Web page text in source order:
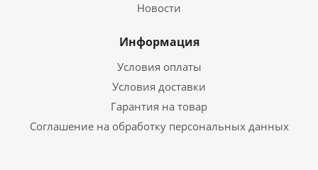
Новости
Информация
Условия оплаты
Условия доставки
Гарантия на товар
Соглашение на обработку персональных данных